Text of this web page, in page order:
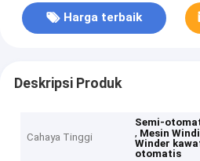
Harga terbaik
Deskripsi Produk
Cahaya Tinggi
Semi-
, Mesin
Winder
otomatis